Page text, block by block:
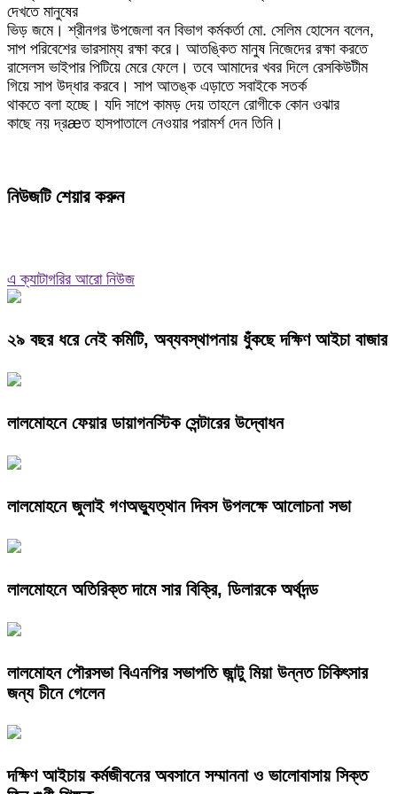
দেখতে মানুষের
ভিড় জমে। শ্রীনগর উপজেলা বন বিভাগ কর্মকর্তা মো. সেলিম হোসেন বলেন,
সাপ পরিবেশের ভারসাম্য রক্ষা করে। আতঙ্কিত মানুষ নিজেদের রক্ষা করতে
রাসেলস ভাইপার পিটিয়ে মেরে ফেলে। তবে আমাদের খবর দিলে রেসকিউটীম
গিয়ে সাপ উদ্ধার করবে। সাপ আতঙ্ক এড়াতে সবাইকে সতর্ক
থাকতে বলা হচ্ছে। যদি সাপে কামড় দেয় তাহলে রোগীকে কোন ওঝার
কাছে নয় দ্রæত হাসপাতালে নেওয়ার পরামর্শ দেন তিনি।
নিউজটি শেয়ার করুন
এ ক্যাটাগরির আরো নিউজ
২৯ বছর ধরে নেই কমিটি, অব্যবস্থাপনায় ধুঁকছে দক্ষিণ আইচা বাজার
লালমোহনে ফেয়ার ডায়াগনস্টিক সেন্টারের উদ্বোধন
লালমোহনে জুলাই গণঅভ্যুত্থান দিবস উপলক্ষে আলোচনা সভা
লালমোহনে অতিরিক্ত দামে সার বিক্রি, ডিলারকে অর্থদন্ড
লালমোহন পৌরসভা বিএনপির সভাপতি জান্টু মিয়া উন্নত চিকিৎসার
জন্য চীনে গেলেন
দক্ষিণ আইচায় কর্মজীবনের অবসানে সম্মাননা ও ভালোবাসায় সিক্ত